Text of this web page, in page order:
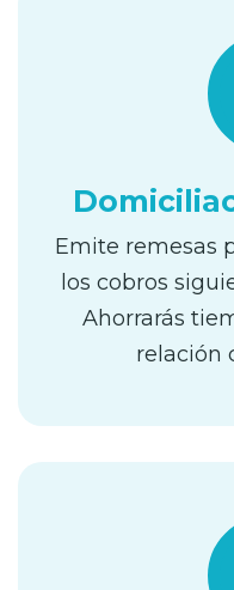
Emite remesas
los cobros
Ahorrarás
relación